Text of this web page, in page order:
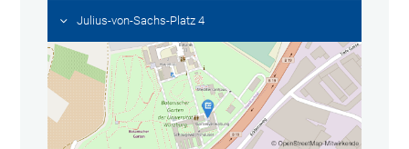
Julius-von-Sachs-Platz 4